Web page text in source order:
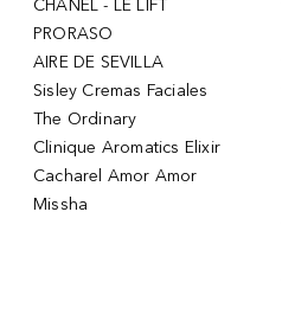
CHANEL - LE LIFT
PRORASO
AIRE DE SEVILLA
Sisley Cremas Faciales
The Ordinary
Clinique Aromatics Elixir
Cacharel Amor Amor
Missha